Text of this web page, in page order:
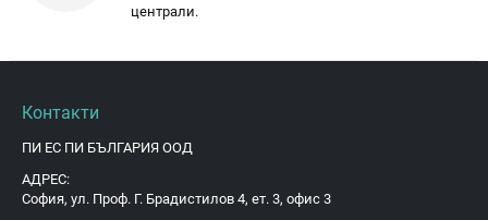
централи.
Контакти
ПИ ЕС ПИ БЪЛГАРИЯ ООД
АДРЕС:
София, ул. Проф. Г. Брадистилов 4, ет. 3, офис 3